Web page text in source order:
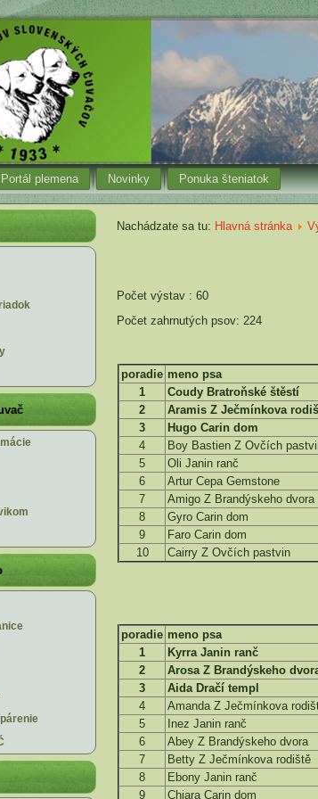
Portál plemena Novinky Ponuka šteniatok
Nachádzate sa tu: Hlavná stránka
Počet výstav : 60
Počet zahrnutých psov: 224
poradie meno psa
1
Coudy Bratroňské štěstí
2
Aramis Z Ječmínkova
3
Hugo Carin dom
4
Boy Bastien Z Ovčích
5
Oli Janin ranč
6
Artur Cepa Gemstone
7
Amigo Z Brandýskeho dvora
8
Gyro Carin dom
9
Faro Carin dom
10
Cairry Z Ovčích pastvin
poradie meno psa
1
Kyrra Janin ranč
2
Arosa Z Brandýskeho
3
Aida Dračí templ
4
Amanda Z Ječmínkova
5
Inez Janin ranč
6
Abey Z Brandýskeho dvora
7
Betty Z Ječmínkova rodiště
8
Ebony Janin ranč
9
Chiara Carin dom